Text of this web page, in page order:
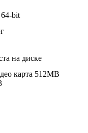
bit
на диске
карта 512MB